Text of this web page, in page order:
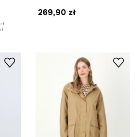
269,90 zł